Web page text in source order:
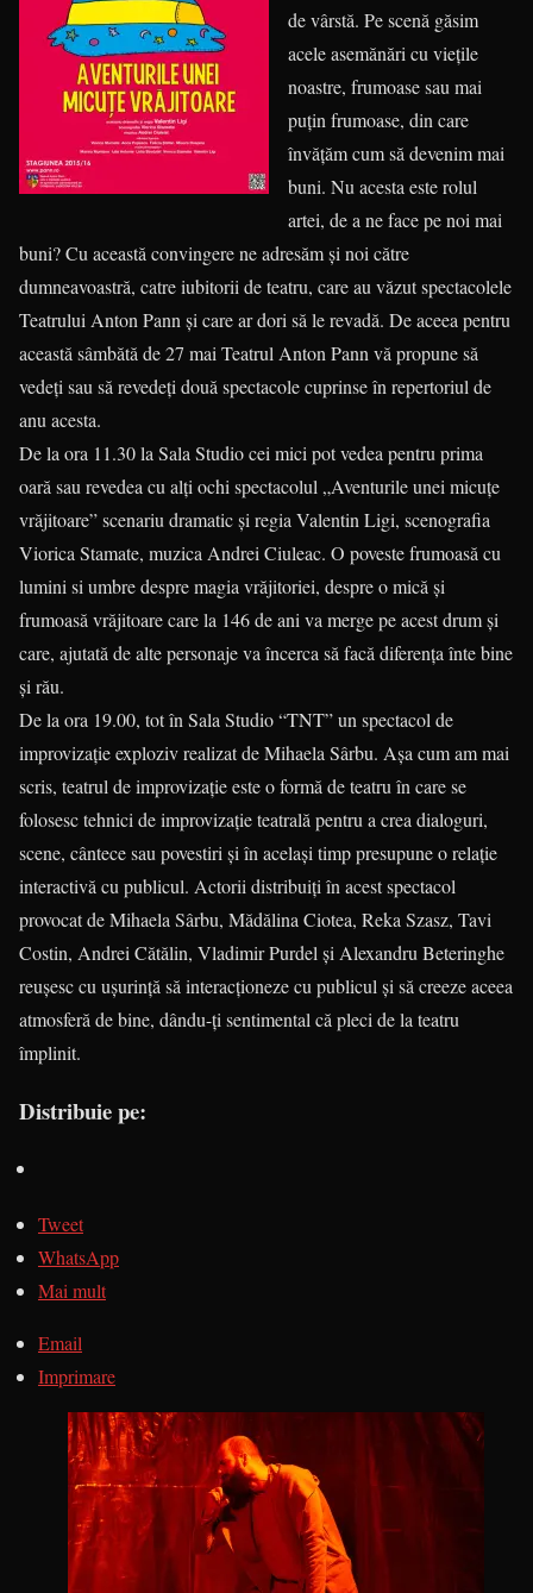
de vârstă. Pe scenă găsim
acele asemănări cu viețile
noastre, frumoase sau mai
puțin frumoase, din care
învățăm cum să devenim mai
buni. Nu acesta este rolul
artei, de a ne face pe noi mai
buni? Cu această convingere ne adresăm și noi către
dumneavoastră, catre iubitorii de teatru, care au văzut spectacolele
Teatrului Anton Pann și care ar dori să le revadă. De aceea pentru
această sâmbătă de 27 mai Teatrul Anton Pann vă propune să
vedeți sau să revedeți două spectacole cuprinse în repertoriul de
anu acesta.
De la ora 11.30 la Sala Studio cei mici pot vedea pentru prima
oară sau revedea cu alți ochi spectacolul „Aventurile unei micuțe
vrăjitoare” scenariu dramatic şi regia Valentin Ligi, scenografia
Viorica Stamate, muzica Andrei Ciuleac. O poveste frumoasă cu
lumini si umbre despre magia vrăjitoriei, despre o mică și
frumoasă vrăjitoare care la 146 de ani va merge pe acest drum și
care, ajutată de alte personaje va încerca să facă diferența înte bine
și rău.
De la ora 19.00, tot în Sala Studio “TNT” un spectacol de
improvizaţie exploziv realizat de Mihaela Sârbu. Așa cum am mai
scris, teatrul de improvizație este o formă de teatru în care se
folosesc tehnici de improvizație teatrală pentru a crea dialoguri,
scene, cântece sau povestiri şi în acelaşi timp presupune o relație
interactivă cu publicul. Actorii distribuiţi în acest spectacol
provocat de Mihaela Sârbu, Mădălina Ciotea, Reka Szasz, Tavi
Costin, Andrei Cătălin, Vladimir Purdel şi Alexandru Beteringhe
reușesc cu ușurință să interacționeze cu publicul și să creeze aceea
atmosferă de bine, dându-ți sentimental că pleci de la teatru
împlinit.
Distribuie pe:
Tweet
WhatsApp
Mai mult
Email
Imprimare